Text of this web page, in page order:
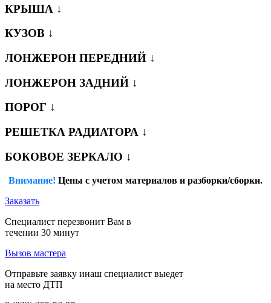
КРЫША ↓
КУЗОВ ↓
ЛОНЖЕРОН ПЕРЕДНИЙ ↓
ЛОНЖЕРОН ЗАДНИЙ ↓
ПОРОГ ↓
РЕШЕТКА РАДИАТОРА ↓
БОКОВОЕ ЗЕРКАЛО ↓
Внимание! Цены с учетом материалов и разборки/сборки.
Заказать
Специалист перезвонит Вам в
течении 30 минут
Вызов мастера
Отправьте заявку инаш специалист выедет
на место ДТП